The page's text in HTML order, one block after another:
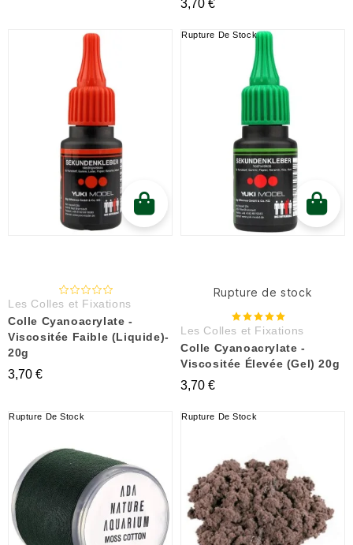
3,70 €
Les Colles et Fixations
Colle Cyanoacrylate -
Viscositée Faible (liquide)-
20g
3,70 €
Rupture De Stock
Rupture de stock
Les Colles et Fixations
Colle Cyanoacrylate -
Viscositée Élevée (Gel) 20g
3,70 €
Rupture De Stock Rupture De Stock